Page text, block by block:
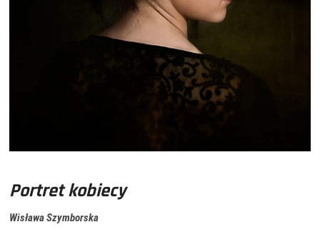
Portret kobiecy
Wisława Szymborska